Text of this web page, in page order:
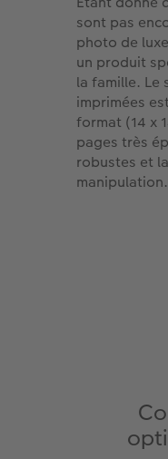
sont pas
photo de
un produit
la famille. Le
imprimées
format (14 x
pages très
robustes et
manipulation.